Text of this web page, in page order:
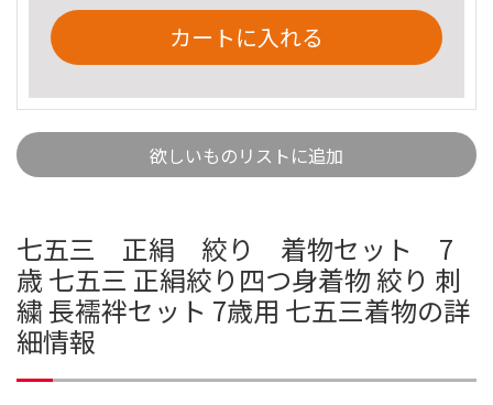
カートに入れる
欲しいものリストに追加
七五三 正絹 絞り 着物セット 7
歳 七五三 正絹絞り四つ身着物 絞り 刺
繍 長襦袢セット 7歳用 七五三着物の詳
細情報